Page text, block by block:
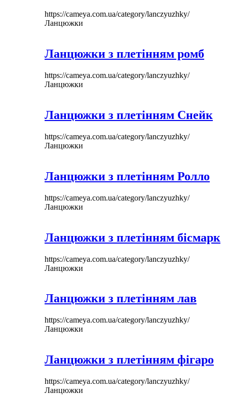
https://cameya.com.ua/category/lanczyuzhky/
Ланцюжки
Ланцюжки з плетінням ромб
https://cameya.com.ua/category/lanczyuzhky/
Ланцюжки
Ланцюжки з плетінням Снейк
https://cameya.com.ua/category/lanczyuzhky/
Ланцюжки
Ланцюжки з плетінням Ролло
https://cameya.com.ua/category/lanczyuzhky/
Ланцюжки
Ланцюжки з плетінням бісмарк
https://cameya.com.ua/category/lanczyuzhky/
Ланцюжки
Ланцюжки з плетінням лав
https://cameya.com.ua/category/lanczyuzhky/
Ланцюжки
Ланцюжки з плетінням фігаро
https://cameya.com.ua/category/lanczyuzhky/
Ланцюжки